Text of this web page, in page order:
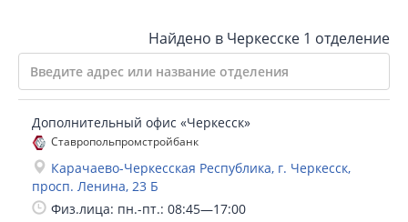
Найдено в Черкесске 1 отделение
Дополнительный офис «Черкесск»
Ставропольпромстройбанк
Карачаево-Черкесская Республика, г. Черкесск,
просп. Ленина, 23 Б
Физ.лица: пн.-пт.: 08:45—17:00